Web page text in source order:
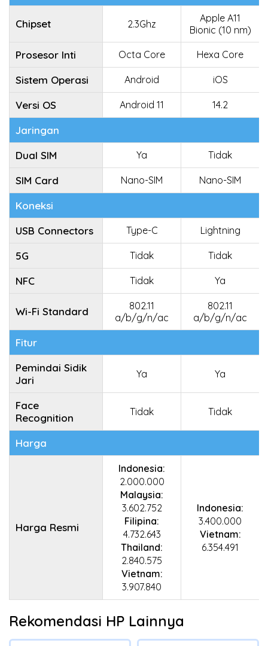
Chipset 2.3Ghz
Apple A11
Bionic (10 nm)
Prosesor Inti Octa Core Hexa Core
Sistem Operasi Android iOS
Versi OS Android 11 14.2
Jaringan
Dual SIM
Ya Tidak
SIM Card Nano-SIM Nano-SIM
Koneksi
USB Connectors
Type-C Lightning
5G Tidak Tidak
NFC Tidak Ya
Wi-Fi Standard
802.11
a/b/g/n/ac
802.11
a/b/g/n/ac
Fitur
Pemindai Sidik
Jari
Ya Ya
Face
Recognition
Tidak Tidak
Harga
Harga Resmi
Indonesia:
2.000.000
Malaysia:
3.602.752
Filipina:
4.732.643
Thailand:
2.840.575
Vietnam:
3.907.840
Indonesia:
3.400.000
Vietnam:
6.354.491
Rekomendasi HP Lainnya